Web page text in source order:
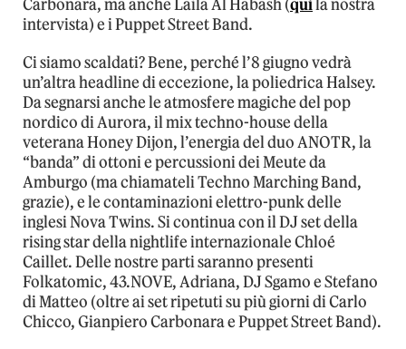
Carbonara, ma anche Laila Al Habash (quila nostra
intervista) e i Puppet Street Band.
Ci siamo scaldati? Bene, perché l’8 giugno vedrà
un’altra headline di eccezione, la poliedrica Halsey.
Da segnarsi anche le atmosfere magiche del pop
nordico di Aurora, il mix techno-house della
veterana Honey Dijon, l’energia del duo ANOTR, la
“banda” di ottoni e percussioni dei Meute da
Amburgo (ma chiamateli Techno Marching Band,
grazie), e le contaminazioni elettro-punk delle
inglesi Nova Twins. Si continua con il DJ set della
rising star della nightlife internazionaleChloé
Caillet. Delle nostre parti saranno presenti
Folkatomic, 43.NOVE, Adriana, DJ Sgamo e Stefano
di Matteo (oltre ai set ripetuti su più giorni di Carlo
Chicco, Gianpiero Carbonara e Puppet Street Band).